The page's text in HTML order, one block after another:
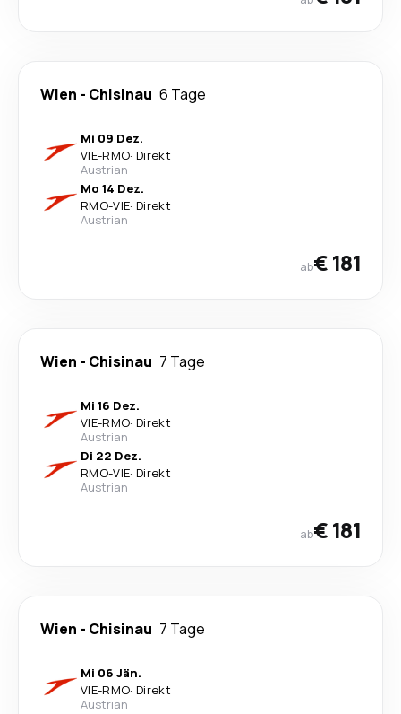
Wien - Chisinau 6 Tage
Mi 09 Dez.
VIE-RMO· Direkt
Austrian
Mo 14 Dez.
RMO-VIE· Direkt
Austrian
ab€ 181
Wien - Chisinau 7 Tage
Mi 16 Dez.
VIE-RMO· Direkt
Austrian
Di 22 Dez.
RMO-VIE· Direkt
Austrian
ab€ 181
Wien - Chisinau 7 Tage
Mi 06 Jän.
VIE-RMO· Direkt
Austrian